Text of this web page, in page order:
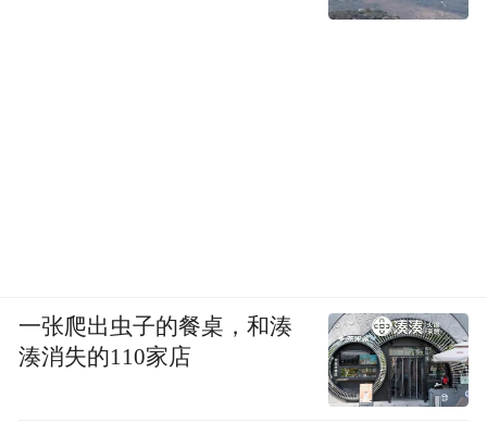
一张爬出虫子的餐桌，和湊
湊消失的110家店